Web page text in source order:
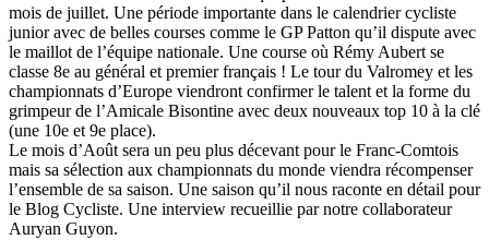
mois de juillet. Une période importante dans le calendrier cycliste
junior avec de belles courses comme le GP Patton qu’il dispute avec
le maillot de l’équipe nationale. Une course où Rémy Aubert se
classe 8e au général et premier français ! Le tour du Valromey et les
championnats d’Europe viendront confirmer le talent et la forme du
grimpeur de l’Amicale Bisontine avec deux nouveaux top 10 à la clé
(une 10e et 9e place).
Le mois d’Août sera un peu plus décevant pour le Franc-Comtois
mais sa sélection aux championnats du monde viendra récompenser
l’ensemble de sa saison. Une saison qu’il nous raconte en détail pour
le Blog Cycliste. Une interview recueillie par notre collaborateur
Auryan Guyon.